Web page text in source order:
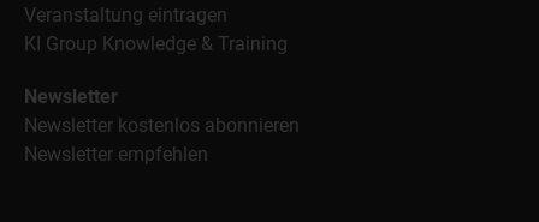
Veranstaltung eintragen
KI Group Knowledge & Training
Newsletter
Newsletter kostenlos abonnieren
Newsletter empfehlen